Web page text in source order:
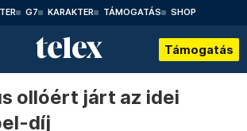
G7 KARAKTER TÁMOGATÁS SHOP
Támogatás
ollóért járt az idei
díj